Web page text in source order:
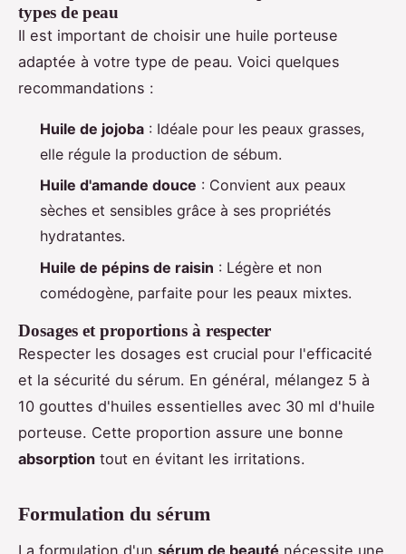
types de peau
Il est important de choisir une huile porteuse
adaptée à votre type de peau. Voici quelques
recommandations :
Huile de jojoba : Idéale pour les peaux grasses,
elle régule la production de sébum.
Huile d'amande douce : Convient aux peaux
sèches et sensibles grâce à ses propriétés
hydratantes.
Huile de pépins de raisin : Légère et non
comédogène, parfaite pour les peaux mixtes.
Dosages et proportions à respecter
Respecter les dosages est crucial pour l'efficacité
et la sécurité du sérum. En général, mélangez 5 à
10 gouttes d'huiles essentielles avec 30 ml d'huile
porteuse. Cette proportion assure une bonne
absorption tout en évitant les irritations.
Formulation du sérum